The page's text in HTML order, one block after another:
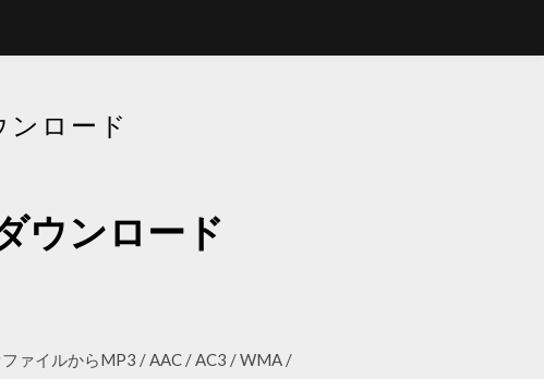
ロード
ウンロード
ァイルからMP3 / AAC / AC3 / WMA /